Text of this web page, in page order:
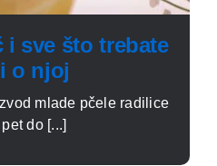
i sve što trebate
o njoj
mlade pčele radilice
do [...]